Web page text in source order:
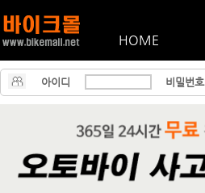
HOME
아이디 비밀번호